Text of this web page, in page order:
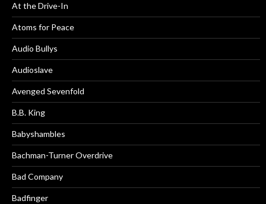
At the Drive-In
Atoms for Peace
Audio Bullys
Audioslave
Avenged Sevenfold
B.B. King
Babyshambles
Bachman-Turner Overdrive
Bad Company
Badfinger